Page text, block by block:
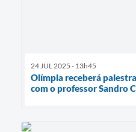
24 JUL 2025 - 13h45
Olímpia receberá
com o professor Sandro